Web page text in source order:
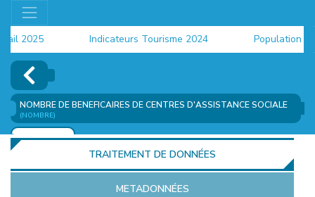
2025 Indicateurs Tourisme 2024 Population 2024
NOMBRE DE BENEFICAIRES DE CENTRES D'ASSISTANCE SOCIALE
(NOMBRE)
AJOUTER
TRAITEMENT DE DONNÉES
METADONNÉES